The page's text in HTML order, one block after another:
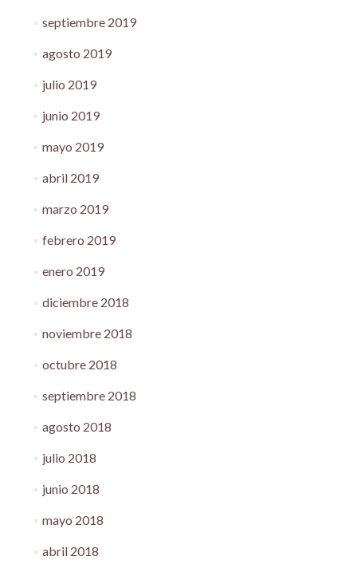
septiembre 2019
agosto 2019
julio 2019
junio 2019
mayo 2019
abril 2019
marzo 2019
febrero 2019
enero 2019
diciembre 2018
noviembre 2018
octubre 2018
septiembre 2018
agosto 2018
julio 2018
junio 2018
mayo 2018
abril 2018